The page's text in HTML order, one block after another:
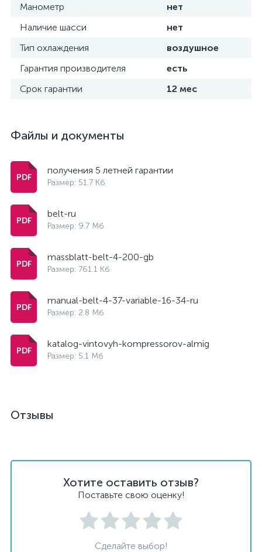
Манометр
нет
Наличие шасси
нет
Тип охлаждения
воздушное
Гарантия производителя
есть
Срок гарантии
12 мес
Файлы и документы
получения 5 летней гарантии
Размер: 51.7 Кб
belt-ru
Размер: 9.7 Мб
massblatt-belt-4-200-gb
Размер: 761.1 Кб
manual-belt-4-37-variable-16-34-ru
Размер: 2.8 Мб
katalog-vintovyh-kompressorov-almig
Размер: 5.1 Мб
Отзывы
Хотите оставить отзыв?
Поставьте свою оценку!
Сделайте выбор!